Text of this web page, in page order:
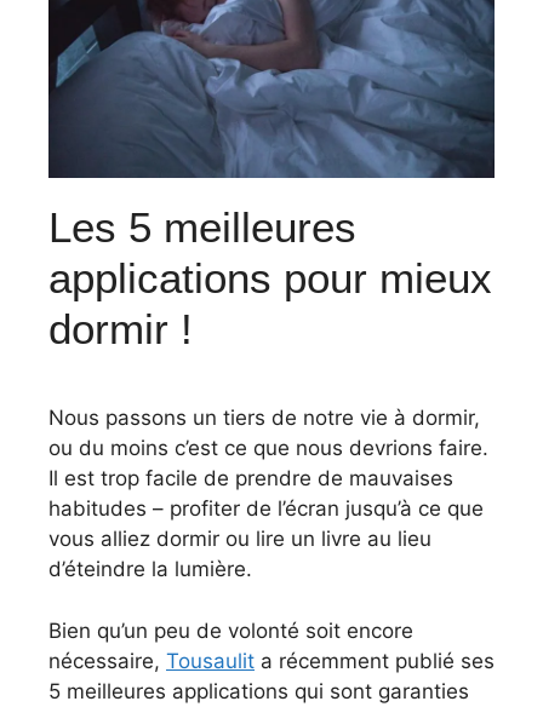
Les 5 meilleures
applications pour mieux
dormir !
Nous passons un tiers de notre vie à dormir,
ou du moins c’est ce que nous devrions faire.
Il est trop facile de prendre de mauvaises
habitudes – profiter de l’écran jusqu’à ce que
vous alliez dormir ou lire un livre au lieu
d’éteindre la lumière.
Bien qu’un peu de volonté soit encore
nécessaire, Tousaulit a récemment publié ses
5 meilleures applications qui sont garanties